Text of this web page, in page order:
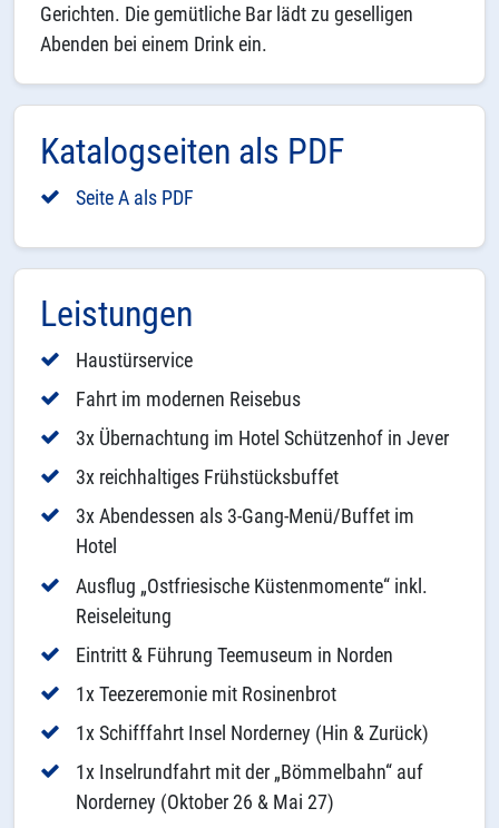
Gerichten. Die gemütliche Bar lädt zu geselligen
Abenden bei einem Drink ein.
Katalogseiten als PDF
Seite A als PDF
Leistungen
Haustürservice
Fahrt im modernen Reisebus
3x Übernachtung im Hotel Schützenhof in Jever
3x reichhaltiges Frühstücksbuffet
3x Abendessen als 3-Gang-Menü/Buffet im
Hotel
Ausflug „Ostfriesische Küstenmomente“ inkl.
Reiseleitung
Eintritt & Führung Teemuseum in Norden
1x Teezeremonie mit Rosinenbrot
1x Schifffahrt Insel Norderney (Hin & Zurück)
1x Inselrundfahrt mit der „Bömmelbahn“ auf
Norderney (Oktober 26 & Mai 27)